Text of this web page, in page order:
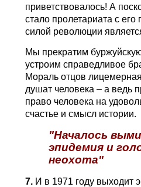
приветствовалось! А
стало пролетариата с
силой революции
Мы прекратим
устроим справедливое
Мораль отцов
душат человека – а ведь
право человека на
счастье и смысл истории.
"Началось
эпидемия и
неохота"
7. И в 1971 году выходит